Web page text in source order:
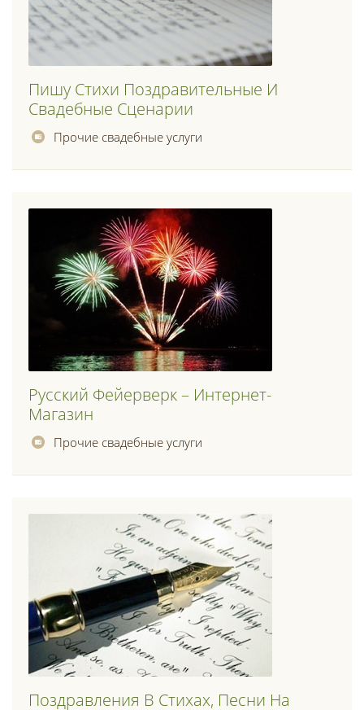
Пишу Стихи Поздравительные И
Свадебные Сценарии
Прочие свадебные услуги
Русский Фейерверк – Интернет-
Магазин
Прочие свадебные услуги
Поздравления В Стихах, Песни На